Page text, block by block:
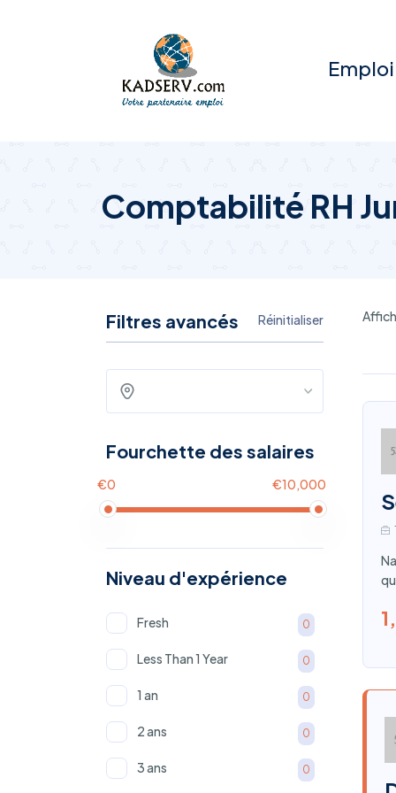
Emploi
Comptabilité RH
Filtres avancés Réinitialiser
Fourchette des salaires
€0 €10,000
Niveau d'expérience
Fresh 0
Less Than 1 Year 0
1 an 0
2 ans 0
3 ans 0